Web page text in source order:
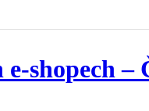
shopech –